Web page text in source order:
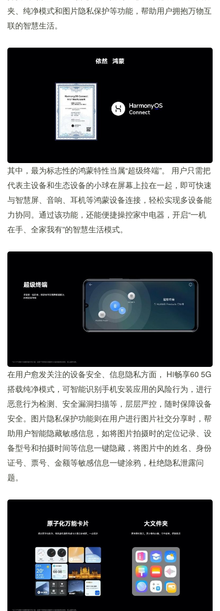
夹、纯净模式和图片隐私保护等功能，帮助用户拥抱万物互
联的智慧生活。
其中，最为标志性的鸿蒙特性当属“超级终端”。 用户只需把
代表主设备和生态设备的小球在屏幕上拉在一起，即可快速
与智慧屏、音响、耳机等鸿蒙设备连接，轻松实现多设备能
力协同。通过该功能，还能便捷操控家中电器，开启“一机
在手、全家我有”的智慧生活模式。
在用户愈发关注的设备安全、信息隐私方面， Hi畅享60 5G
搭载纯净模式，可智能识别手机安装应用的风险行为，进行
恶意行为检测、安全漏洞扫描等，层层严控，随时保障设备
安全。图片隐私保护功能则在用户进行图片社交分享时，帮
助用户智能隐藏敏感信息，如将图片拍摄时的定位记录、设
备型号和拍摄时间等信息一键隐藏，将图片中的姓名、身份
证号、票号、金额等敏感信息一键涂鸦，杜绝隐私泄露问
题。